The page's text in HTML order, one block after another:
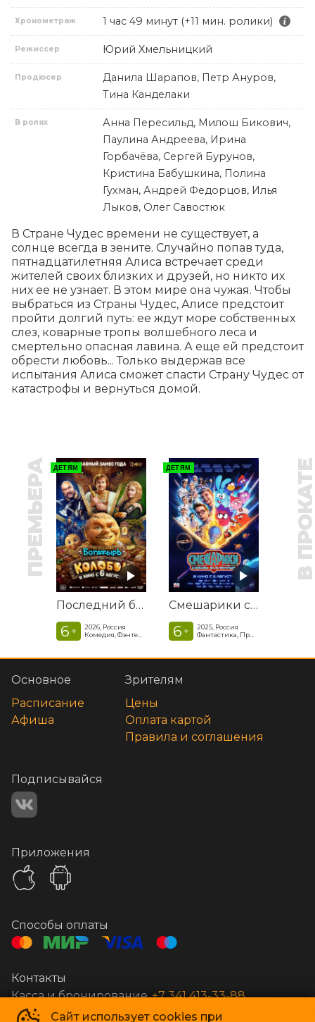
Хронометраж 1 час 49 минут (+11 мин. ролики)
Режиссер Юрий Хмельницкий
Продюсер
Данила Шарапов, Петр Ануров,
Тина Канделаки
В ролях
Анна Пересильд, Милош Бикович,
Паулина Андреева, Ирина
Горбачёва, Сергей Бурунов,
Кристина Бабушкина, Полина
Гухман, Андрей Федорцов, Илья
Лыков, Олег Савостюк
В Стране Чудес времени не существует, а
солнце всегда в зените. Случайно попав туда,
пятнадцатилетняя Алиса встречает среди
жителей своих близких и друзей, но никто их
них ее не узнает. В этом мире она чужая. Чтобы
выбраться из Страны Чудес, Алисе предстоит
пройти долгий путь: ее ждут море собственных
слез, коварные тропы волшебного леса и
смертельно опасная лавина. А еще ей предстоит
обрести любовь... Только выдержав все
испытания Алиса сможет спасти Страну Чудес от
катастрофы и вернуться домой.
ПРЕМЬЕРА ДЕТЯМ
Последний богатырь. Колобок
6 +
2026, Россия
Комедия, Фэнтези, Приключения
ДЕТЯМ
Смешарики сквозь вселенные
6 +
2025, Россия
Фантастика, Приключенческая комедия
В
Сайт использует cookies при
Основное
Расписание
Афиша
Зрителям
Цены
Оплата картой
Правила и соглашения
Подписывайся
Приложения
Способы оплаты
Контакты
Касса и бронирование +7 341 413-33-88